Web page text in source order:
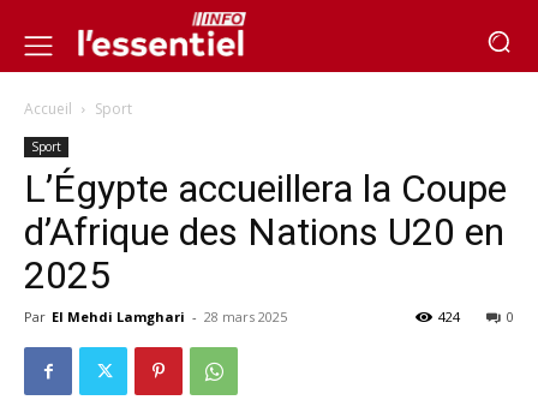
Accueil Sport
Sport
L’Égypte accueillera la Coupe
d’Afrique des Nations U20 en
2025
Par El Mehdi Lamghari - 28 mars 2025 0
424